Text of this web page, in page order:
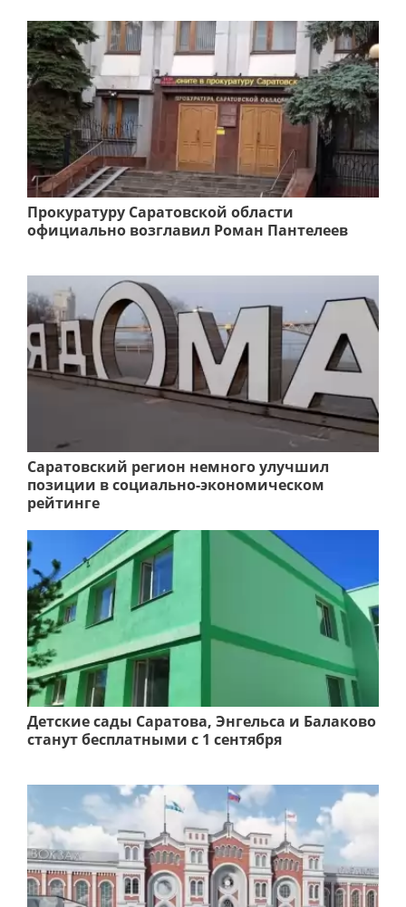
Прокуратуру Саратовской области
официально возглавил Роман Пантелеев
Саратовский регион немного улучшил
позиции в социально-экономическом
рейтинге
Детские сады Саратова, Энгельса и Балаково
станут бесплатными с 1 сентября